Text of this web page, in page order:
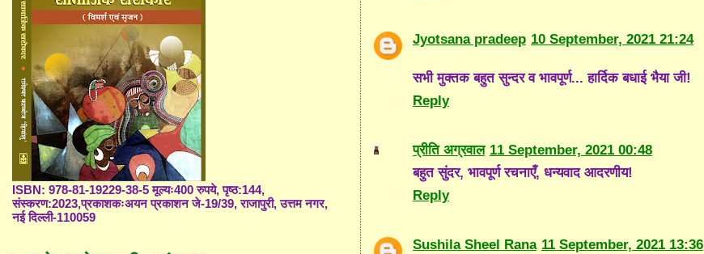
Jyotsana pradeep 10 September, 2021 21:24
सभी मुक्तक बहुत सुन्दर व भावपूर्ण... हार्दिक बधाई भैया जी!
Reply
प्रीति अग्रवाल 11 September, 2021 00:48
बहुत सुंदर, भावपूर्ण रचनाएँ, धन्यवाद आदरणीय!
Reply
Sushila Sheel Rana 11 September, 2021 13:36
ISBN: 978-81-19229-38-5 मूल्यः400 रुपये, पृष्ठ:144,
संस्करण:2023,प्रकाशकःअयन प्रकाशन जे-19/39, राजापुरी, उत्तम नगर,
नई दिल्ली-110059